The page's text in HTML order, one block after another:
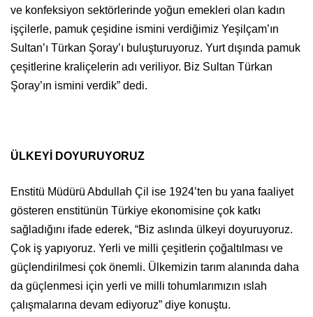
ve konfeksiyon sektörlerinde yoğun emekleri olan kadın
işçilerle, pamuk çeşidine ismini verdiğimiz Yeşilçam’ın
Sultan’ı Türkan Şoray’ı buluşturuyoruz. Yurt dışında pamuk
çeşitlerine kraliçelerin adı veriliyor. Biz Sultan Türkan
Şoray’ın ismini verdik” dedi.
ÜLKEYİ DOYURUYORUZ
Enstitü Müdürü Abdullah Çil ise 1924’ten bu yana faaliyet
gösteren enstitünün Türkiye ekonomisine çok katkı
sağladığını ifade ederek, “Biz aslında ülkeyi doyuruyoruz.
Çok iş yapıyoruz. Yerli ve milli çeşitlerin çoğaltılması ve
güçlendirilmesi çok önemli. Ülkemizin tarım alanında daha
da güçlenmesi için yerli ve milli tohumlarımızın ıslah
çalışmalarına devam ediyoruz” diye konuştu.